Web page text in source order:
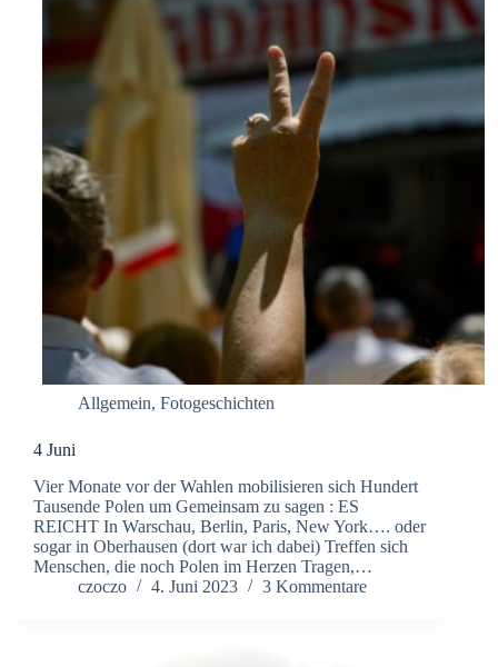
Allgemein, Fotogeschichten
4 Juni
Vier Monate vor der Wahlen mobilisieren sich Hundert
Tausende Polen um Gemeinsam zu sagen : ES
REICHT In Warschau, Berlin, Paris, New York…. oder
sogar in Oberhausen (dort war ich dabei) Treffen sich
Menschen, die noch Polen im Herzen Tragen,…
czoczo
4. Juni 2023 3 Kommentare